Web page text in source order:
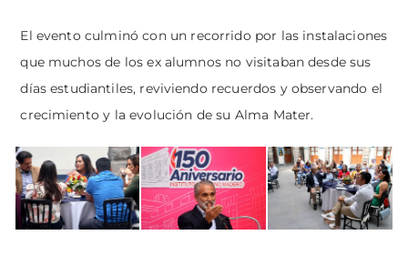
El evento culminó con un recorrido por las instalaciones
que muchos de los ex alumnos no visitaban desde sus
días estudiantiles, reviviendo recuerdos y observando el
crecimiento y la evolución de su Alma Mater.